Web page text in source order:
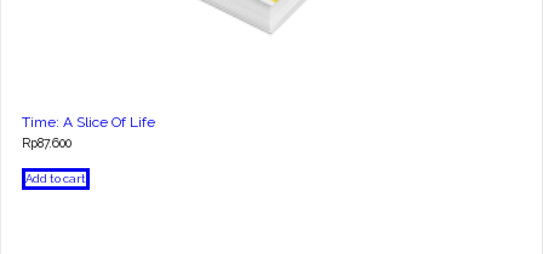
Time: A Slice Of Life
Rp87.600
Add to cart